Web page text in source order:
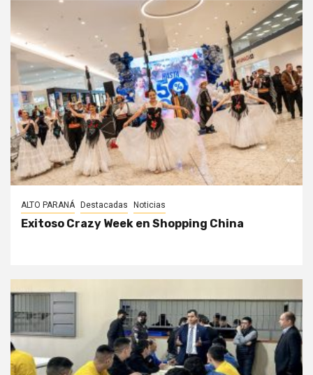
ALTO PARANÁ Destacadas Noticias
Exitoso Crazy Week en Shopping China